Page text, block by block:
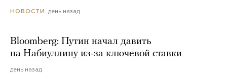
НОВОСТИ день назад
Bloomberg: Путин начал давить
на Набиуллину из-за ключевой ставки
день назад